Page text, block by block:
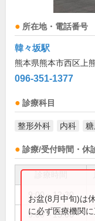
所在地・電話番号
韓々坂駅
熊本県熊本市西区上
096-351-1377
診療科目
整形外科 内科
診療/受付時間・休
9:00～12:30
9:00～13:00
お盆(8月中旬)は
に必ず医療機関に